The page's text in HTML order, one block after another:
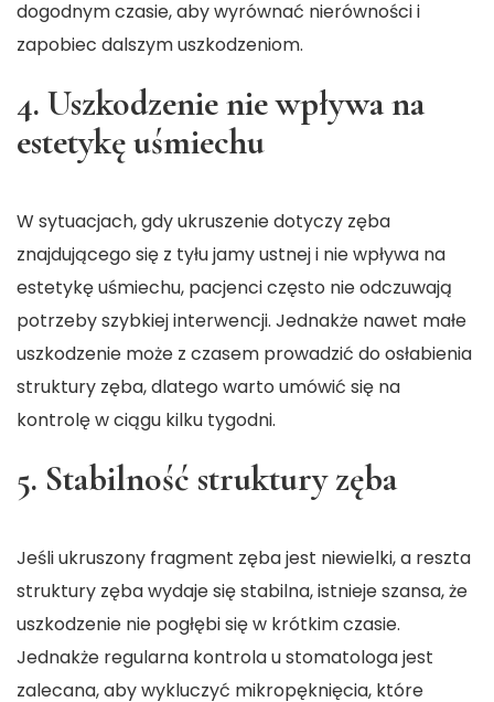
dogodnym czasie, aby wyrównać nierówności i
zapobiec dalszym uszkodzeniom.
4. Uszkodzenie nie wpływa na
estetykę uśmiechu
W sytuacjach, gdy ukruszenie dotyczy zęba
znajdującego się z tyłu jamy ustnej i nie wpływa na
estetykę uśmiechu, pacjenci często nie odczuwają
potrzeby szybkiej interwencji. Jednakże nawet małe
uszkodzenie może z czasem prowadzić do osłabienia
struktury zęba, dlatego warto umówić się na
kontrolę w ciągu kilku tygodni.
5. Stabilność struktury zęba
Jeśli ukruszony fragment zęba jest niewielki, a reszta
struktury zęba wydaje się stabilna, istnieje szansa, że
uszkodzenie nie pogłębi się w krótkim czasie.
Jednakże regularna kontrola u stomatologa jest
zalecana, aby wykluczyć mikropęknięcia, które